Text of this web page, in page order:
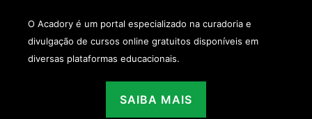
O Acadory é um portal especializado na curadoria e
divulgação de cursos online gratuitos disponíveis em
diversas plataformas educacionais.
SAIBA MAIS